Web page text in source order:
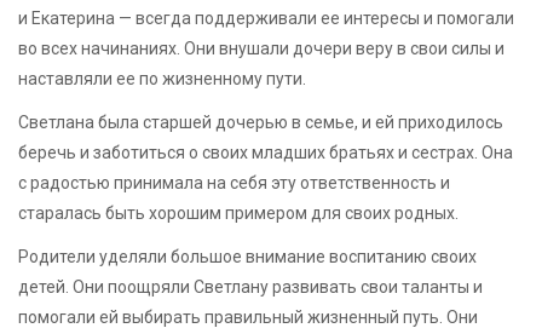
и Екатерина — всегда поддерживали ее интересы и помогали
во всех начинаниях. Они внушали дочери веру в свои силы и
наставляли ее по жизненному пути.
Светлана была старшей дочерью в семье, и ей приходилось
беречь и заботиться о своих младших братьях и сестрах. Она
с радостью принимала на себя эту ответственность и
старалась быть хорошим примером для своих родных.
Родители уделяли большое внимание воспитанию своих
детей. Они поощряли Светлану развивать свои таланты и
помогали ей выбирать правильный жизненный путь. Они